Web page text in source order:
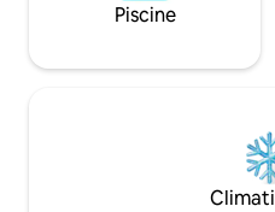
Piscine